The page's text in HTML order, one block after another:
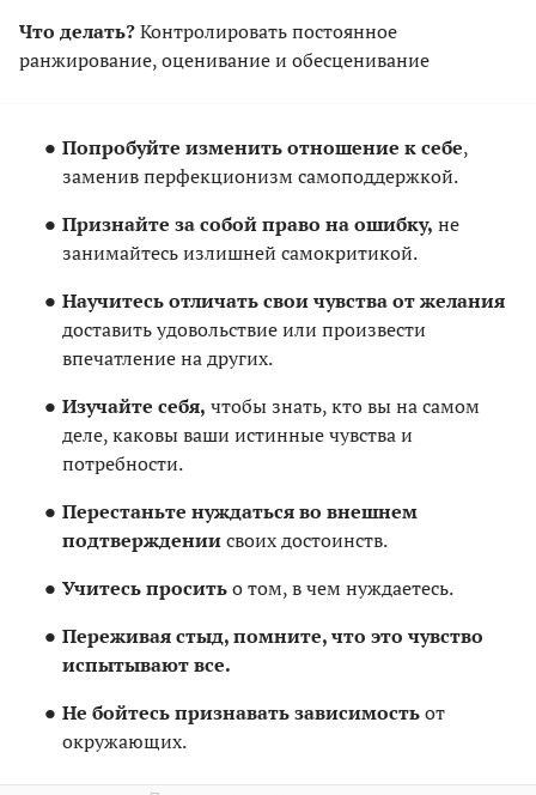
Что делать?Контролировать постоянное
ранжирование, оценивание и обесценивание
Попробуйте изменить отношение к себе,
заменив перфекционизм самоподдержкой.
Признайте за собой право на ошибку, не
занимайтесь излишней самокритикой.
Научитесь отличать свои чувства от желания
доставить удовольствие или произвести
впечатление на других.
Изучайте себя, чтобы знать, кто вы на самом
деле, каковы ваши истинные чувства и
потребности.
Перестаньте нуждаться во внешнем
подтверждениисвоих достоинств.
Учитесь проситьо том, в чем нуждаетесь.
Переживая стыд, помните, что это чувство
испытывают все.
Не бойтесь признавать зависимостьот
окружающих.